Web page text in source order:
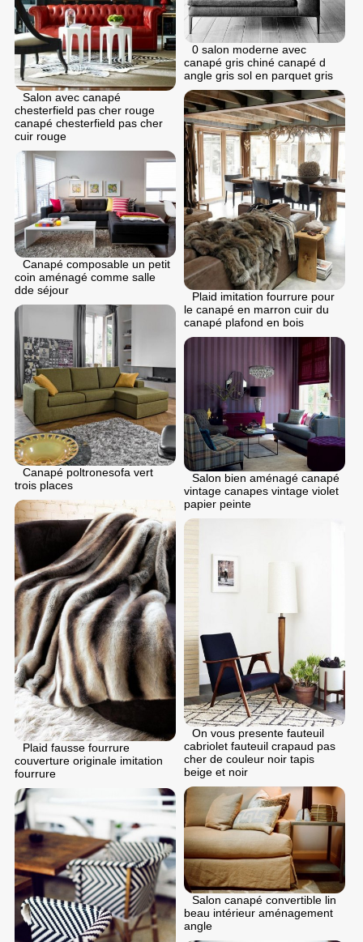
Salon avec canapé
chesterfield pas cher rouge
canapé chesterfield pas cher
cuir rouge
0 salon moderne avec
canapé gris chiné canapé d
angle gris sol en parquet gris
Plaid imitation fourrure pour
le canapé en marron cuir du
canapé plafond en bois
Canapé composable un petit
coin aménagé comme salle
dde séjour
Canapé poltronesofa vert
trois places
Salon bien aménagé canapé
vintage canapes vintage violet
papier peinte
Plaid fausse fourrure
couverture originale imitation
fourrure
On vous presente fauteuil
cabriolet fauteuil crapaud pas
cher de couleur noir tapis
beige et noir
Salon canapé convertible lin
beau intérieur aménagement
angle